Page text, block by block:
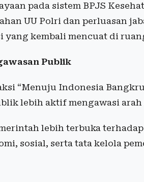
pada sistem BPJS
UU Polri dan perluasan
yang kembali mencuat di
Publik
“Menuju Indonesia
lebih aktif mengawasi arah
lebih terbuka
sosial, serta tata kelola